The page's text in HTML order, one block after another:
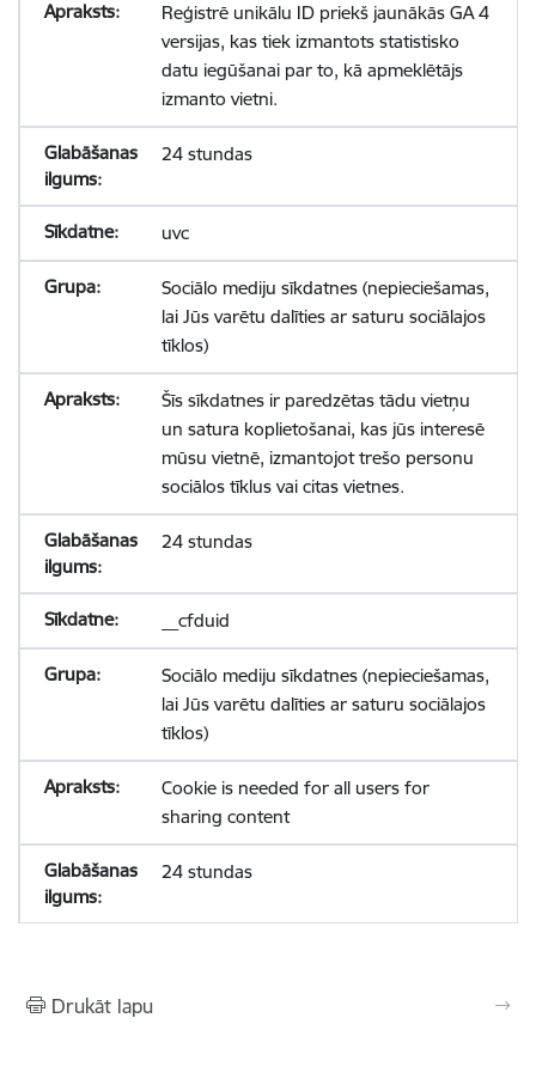
Reģistrē unikālu ID priekš jaunākās GA 4
versijas, kas tiek izmantots statistisko
datu iegūšanai par to, kā apmeklētājs
izmanto vietni.
24 stundas
uvc
Sociālo mediju sīkdatnes (nepieciešamas,
lai Jūs varētu dalīties ar saturu sociālajos
tīklos)
Šīs sīkdatnes ir paredzētas tādu vietņu
un satura koplietošanai, kas jūs interesē
mūsu vietnē, izmantojot trešo personu
sociālos tīklus vai citas vietnes.
24 stundas
__cfduid
Sociālo mediju sīkdatnes (nepieciešamas,
lai Jūs varētu dalīties ar saturu sociālajos
tīklos)
Cookie is needed for all users for
sharing content
24 stundas
Drukāt lapu